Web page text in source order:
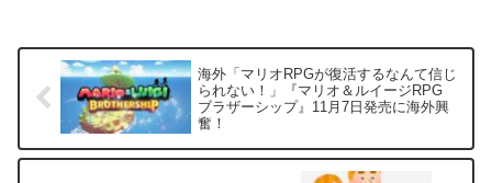
海外「マリオRPGが復活するなんて信じ
られない！」『マリオ＆ルイージRPG
ブラザーシップ』11月7日発売に海外興
奮！